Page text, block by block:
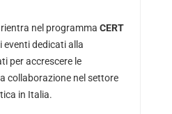
nel programma CERT
eventi dedicati alla
per accrescere le
collaborazione nel settore
in Italia.